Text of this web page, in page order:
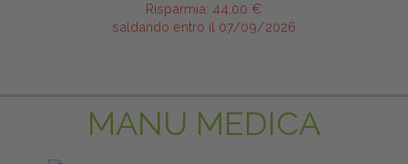
Risparmia: 44,00 €
saldando entro il 07/09/2026
MANU MEDICA